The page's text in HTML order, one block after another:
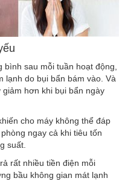
sau mỗi tuần hoạt động,
lạnh do bụi bẩn bám vào. Và
hơn khi bụi bẩn ngày
cho máy không thể đáp
ngay cả khi tiêu tốn
suất.
rất nhiều tiền điện mỗi
bầu không gian mát lạnh